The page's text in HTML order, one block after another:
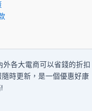
外各大電商可以省錢的折扣
時更新，是一個優惠好康